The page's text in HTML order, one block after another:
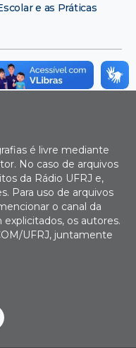
e as Práticas
é livre mediante
No caso de arquivos
da Rádio UFRJ e,
Para uso de arquivos
o canal da
explicitados, os autores.
UFRJ, juntamente